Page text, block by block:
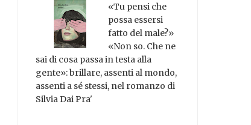
«Tu pensi che
possa essersi
fatto del male?»
«Non so. Che ne
sai di cosa passa in testa alla
gente»: brillare, assenti al mondo,
assenti a sé stessi, nel romanzo di
Silvia Dai Pra'